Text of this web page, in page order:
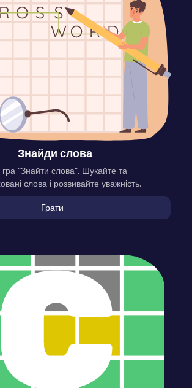
Знайди слова
гра “Знайти слова”. Шукайте та
слова і розвивайте уважність.
Грати